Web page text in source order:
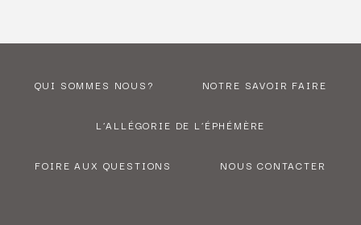
QUI SOMMES NOUS? NOTRE SAVOIR FAIRE
L’ALLÉGORIE DE L’ÉPHÉMÈRE
FOIRE AUX QUESTIONS NOUS CONTACTER